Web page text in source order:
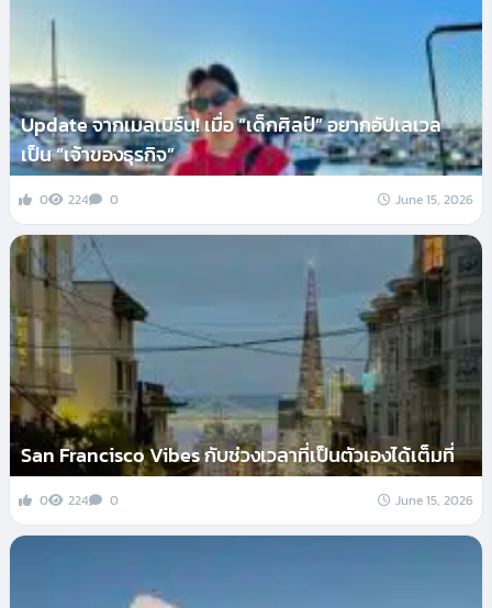
Update จากเมลเบิร์น! เมื่อ “เด็กศิลป์” อยากอัปเลเวล
เป็น “เจ้าของธุรกิจ”
0 224 0 June 15, 2026
San Francisco Vibes กับช่วงเวลาที่เป็นตัวเองได้เต็มที่
0 224 0 June 15, 2026